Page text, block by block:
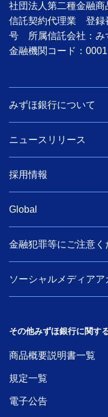
社団法人第二種金融商
信託契約代理業 登録
号 所属信託会社：み
金融機関コード：0001
みずほ銀行について
ニュースリリース
採用情報
Global
金融犯罪等にご注意く
ソーシャルメディアア
その他みずほ銀行に関す
商品概要説明書一覧
規定一覧
電子公告